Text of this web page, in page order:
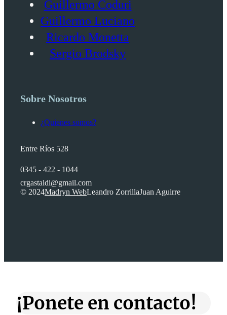
Guillermo Coduri
Guillermo Luciano
Ricardo Monetta
Sergio Brodsky
Sobre Nosotros
¿Quienes somos?
Entre Ríos 528
0345 - 422 - 1044
crgastaldi@gmail.com
© 2024Madryn WebLeandro ZorrillaJuan Aguirre
¡Ponete en contacto!